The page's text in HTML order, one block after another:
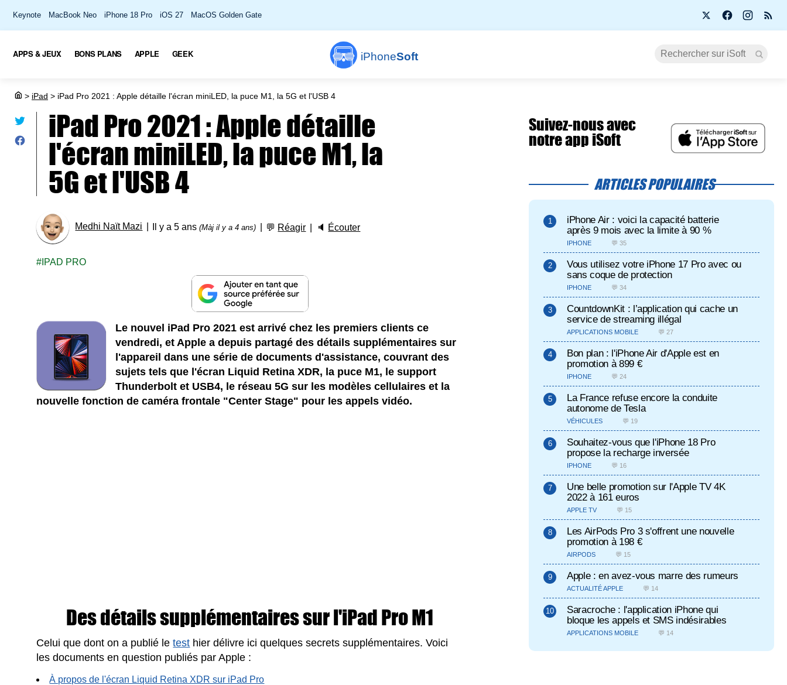
Keynote MacBook Neo iPhone 18 Pro iOS 27 MacOS Golden Gate
iPhoneSoft
APPS & JEUX BONS PLANS APPLE GEEK
> iPad > iPad Pro 2021 : Apple détaille l'écran miniLED, la puce M1, la 5G et l'USB 4
iPad Pro 2021 : Apple détaille
l'écran miniLED, la puce M1, la
5G et l'USB 4
Medhi Naït Mazi Il y a 5 ans(Màj il y a 4 ans) 💬 Réagir 🔈 Écouter
IPAD PRO
Le nouvel iPad Pro 2021 est arrivé chez les premiers clients ce
vendredi, et Apple a depuis partagé des détails supplémentaires sur
l'appareil dans une série de documents d'assistance, couvrant des
sujets tels que l'écran Liquid Retina XDR, la puce M1, le support
Thunderbolt et USB4, le réseau 5G sur les modèles cellulaires et la
nouvelle fonction de caméra frontale "Center Stage" pour les appels vidéo.
Des détails supplémentaires sur l'iPad Pro M1
Celui que dont on a publié letest hier délivre ici quelques secrets supplémentaires. Voici
les documents en question publiés par Apple :
À propos de l'écran Liquid Retina XDR sur iPad Pro
Suivez-nous avec
notre app iSoft
ARTICLES POPULAIRES
iPhone Air : voici la capacité batterie
après 9 mois avec la limite à 90 %
IPHONE 💬 35
Vous utilisez votre iPhone 17 Pro avec ou
sans coque de protection
IPHONE 💬 34
CountdownKit : l’application qui cache un
service de streaming illégal
APPLICATIONS MOBILE 💬 27
Bon plan : l'iPhone Air d'Apple est en
promotion à 899 €
IPHONE 💬 24
La France refuse encore la conduite
autonome de Tesla
VÉHICULES 💬 19
Souhaitez-vous que l'iPhone 18 Pro
propose la recharge inversée
IPHONE 💬 16
Une belle promotion sur l'Apple TV 4K
2022 à 161 euros
APPLE TV 💬 15
Les AirPods Pro 3 s'offrent une nouvelle
promotion à 198 €
AIRPODS 💬 15
Apple : en avez-vous marre des rumeurs
ACTUALITÉ APPLE 💬 14
Saracroche : l'application iPhone qui
bloque les appels et SMS indésirables
APPLICATIONS MOBILE 💬 14